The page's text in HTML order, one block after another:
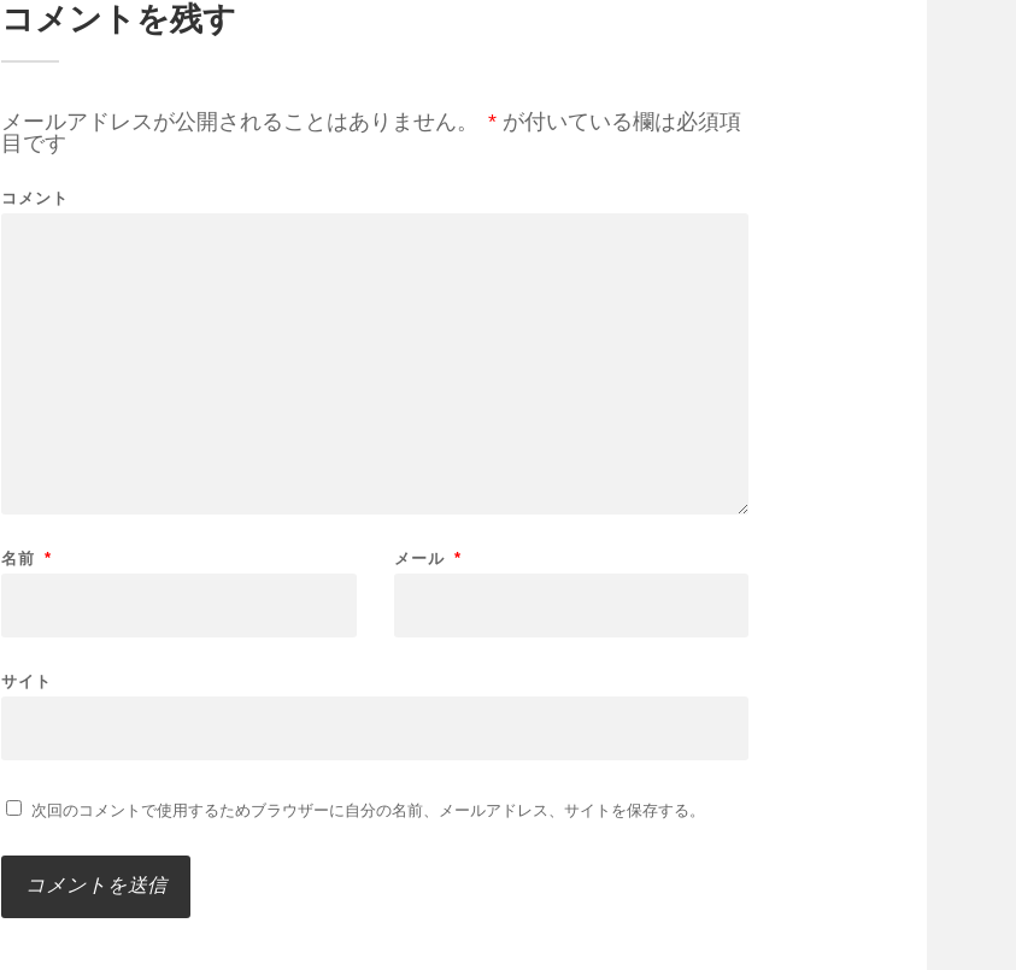
コメントを残す
メールアドレスが公開されることはありません。 * が付いている欄は必須項
目です
コメント
名前 * メール *
サイト
次回のコメントで使用するためブラウザーに自分の名前、メールアドレス、サイトを保存する。